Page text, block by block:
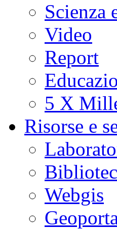
Scienza
Video
Report
5 X
Risorse e
Webgis